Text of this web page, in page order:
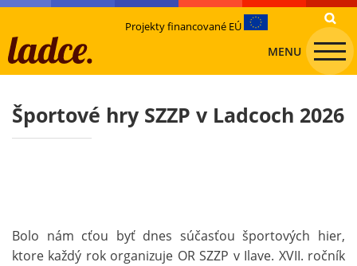
Projekty financované EÚ
MENU
Športové hry SZZP v Ladcoch 2026
Bolo nám cťou byť dnes súčasťou športových hier,
ktore každý rok organizuje OR SZZP v Ilave. XVII. ročník